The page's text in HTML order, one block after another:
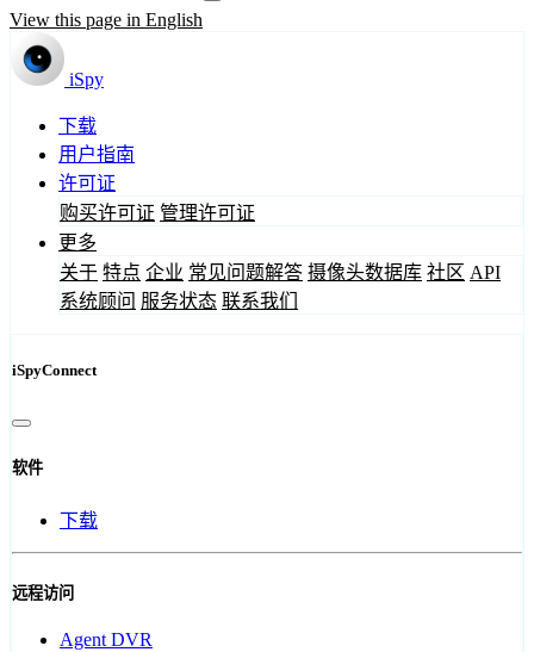
View this page in English
iSpy
下载
用户指南
许可证
购买许可证 管理许可证
更多
关于 特点 企业 常见问题解答 摄像头数据库 社区 API
系统顾问 服务状态 联系我们
iSpyConnect
软件
下载
远程访问
Agent DVR